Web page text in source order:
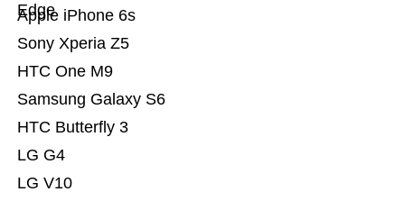
LG V10
LG G4
HTC Butterfly 3
Samsung Galaxy S6
HTC One M9
Sony Xperia Z5
Apple iPhone 6s
Edge